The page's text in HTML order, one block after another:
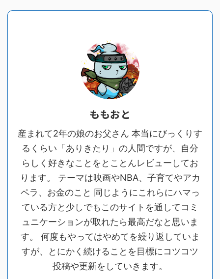
ももおと
産まれて2年の娘のお父さん 本当にびっくりす
るくらい「ありきたり」の人間ですが、自分
らしく好きなことをとことんレビューしてお
ります。 テーマは映画やNBA、子育てやアカ
ペラ、お金のこと 同じようにこれらにハマっ
ている方と少しでもこのサイトを通してコミ
ュニケーションが取れたら最高だなと思いま
す。 何度もやってはやめてを繰り返していま
すが、とにかく続けることを目標にコツコツ
投稿や更新をしていきます。